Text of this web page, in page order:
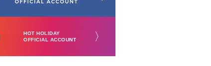
HOT HOLIDAY
OFFICIAL ACCOUNT
〉